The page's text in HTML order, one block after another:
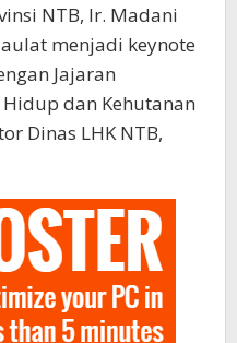
NTB, Ir. Madani
menjadi keynote
Jajaran
dan Kehutanan
Dinas LHK NTB,